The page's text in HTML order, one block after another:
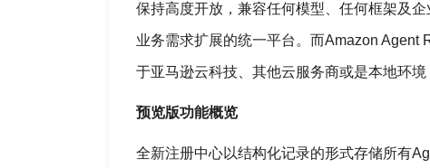
保持高度开放，兼容任何模型、任何框架及
业务需求扩展的统一平台。而Amazon Agent
于亚马逊云科技、其他云服务商或是本地环
预览版功能概览
全新注册中心以结构化记录的形式存储所有